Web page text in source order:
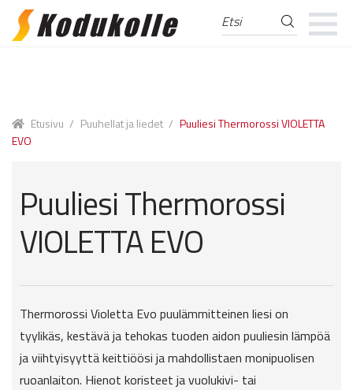
Skip
Skip
Etsi:
Etusivu / Puuhellat ja liedet / Puuliesi Thermorossi VIOLETTA
EVO
Puuliesi Thermorossi
VIOLETTA EVO
Thermorossi Violetta Evo puulämmitteinen liesi on
tyylikäs, kestävä ja tehokas tuoden aidon puuliesin lämpöä
ja viihtyisyyttä keittiöösi ja mahdollistaen monipuolisen
ruoanlaiton. Hienot koristeet ja vuolukivi- tai